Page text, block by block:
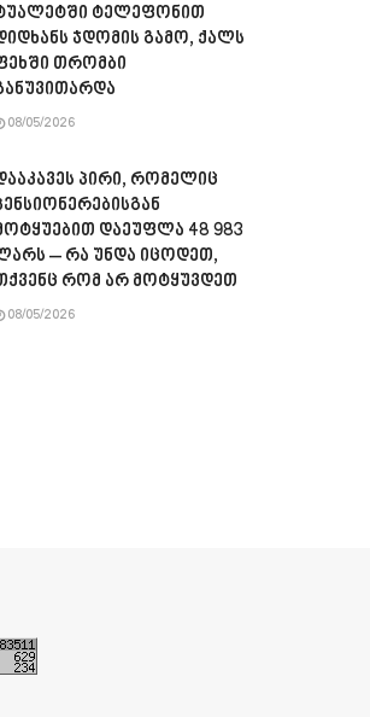
ტელეფონით
ჯდომის გამო, ქალს
თრომბი
08/05/2026
პირი, რომელიც
დაეუფლა 48 983
– რა უნდა იცოდეთ,
რომ არ მოტყუვდეთ
08/05/2026